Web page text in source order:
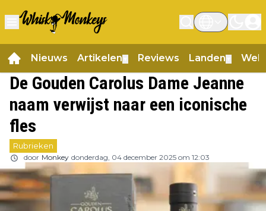
Nieuws Artikelen Reviews Landen
De Gouden Carolus Dame Jeanne
naam verwijst naar een iconische
fles
Rubrieken
door Monkey donderdag, 04 december 2025 om 12:03